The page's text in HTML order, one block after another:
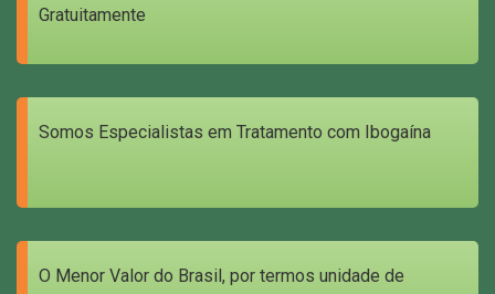
Gratuitamente
Somos Especialistas em Tratamento com Ibogaína
O Menor Valor do Brasil, por termos unidade de